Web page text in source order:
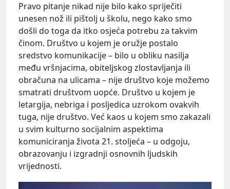
Pravo pitanje nikad nije bilo kako spriječiti
unesen nož ili pištolj u školu, nego kako smo
došli do toga da itko osjeća potrebu za takvim
činom. Društvo u kojem je oružje postalo
sredstvo komunikacije – bilo u obliku nasilja
među vršnjacima, obiteljskog zlostavljanja ili
obračuna na ulicama – nije društvo koje možemo
smatrati društvom uopće. Društvo u kojem je
letargija, nebriga i posljedica uzrokom ovakvih
tuga, nije društvo. Već kaos u kojem smo zakazali
u svim kulturno socijalnim aspektima
komuniciranja života 21. stoljeća – u odgoju,
obrazovanju i izgradnji osnovnih ljudskih
vrijednosti.